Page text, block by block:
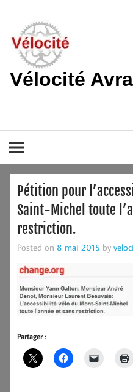
content
Vélocité
Pétition pour
Saint-Michel toute
restriction.
Posted on 8 mai 2015 by
Partager :